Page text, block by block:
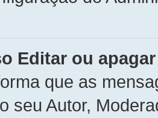
Editar ou
que as
seu Autor,